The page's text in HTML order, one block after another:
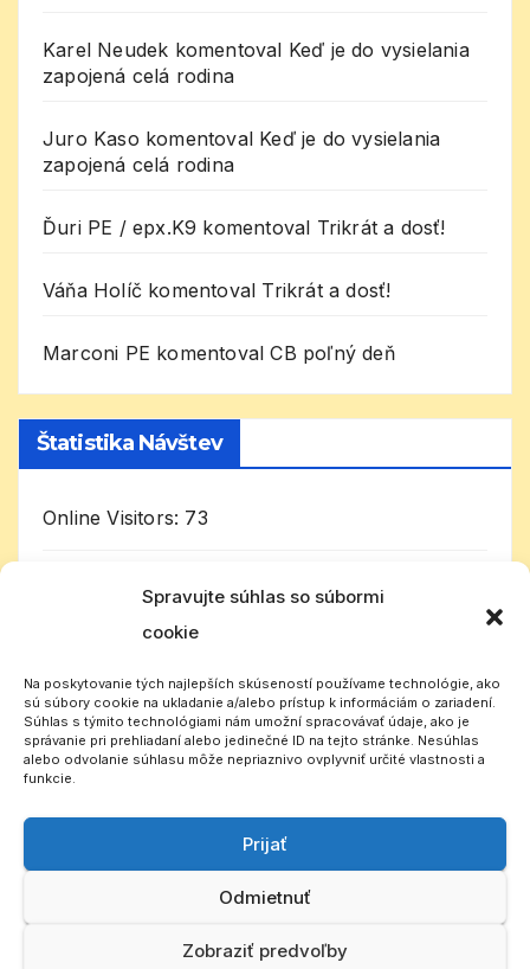
Spravujte súhlas so súbormi
cookie
Na poskytovanie tých najlepších skúseností používame technológie, ako
sú súbory cookie na ukladanie a/alebo prístup k informáciám o zariadení.
Súhlas s týmito technológiami nám umožní spracovávať údaje, ako je
správanie pri prehliadaní alebo jedinečné ID na tejto stránke. Nesúhlas
alebo odvolanie súhlasu môže nepriaznivo ovplyvniť určité vlastnosti a
funkcie.
Prijať
Odmietnuť
Zobraziť predvoľby
Karel Neudek komentoval Keď je do vysielania
zapojená celá rodina
Juro Kaso komentoval Keď je do vysielania
zapojená celá rodina
Ďuri PE / epx.K9 komentoval Trikrát a dosť!
Váňa Holíč komentoval Trikrát a dosť!
Marconi PE komentovalCB poľný deň
Štatistika Návštev
Online Visitors: 73
Today's Visitors:3 102
Slovenský CB rádioklub